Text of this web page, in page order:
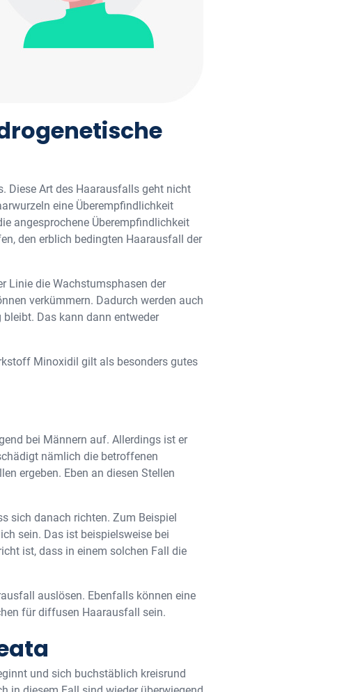
Diese Art des Haarausfalls geht nicht
eine Überempfindlichkeit
angesprochene Überempfindlichkeit
den erblich bedingten Haarausfall der
Linie die Wachstumsphasen der
verkümmern. Dadurch werden auch
Das kann dann entweder
Minoxidil gilt als besonders gutes
bei Männern auf. Allerdings ist er
nämlich die betroffenen
ergeben. Eben an diesen Stellen
sich danach richten. Zum Beispiel
sein. Das ist beispielsweise bei
ist, dass in einem solchen Fall die
auslösen. Ebenfalls können eine
für diffusen Haarausfall sein.
und sich buchstäblich kreisrund